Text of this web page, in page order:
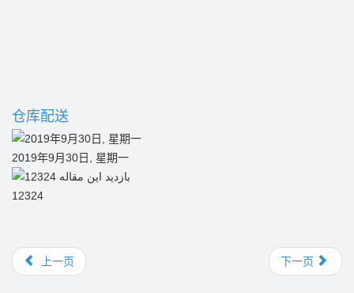
仓库配送
2019年9月30日, 星期一
12324
上一页 下一页